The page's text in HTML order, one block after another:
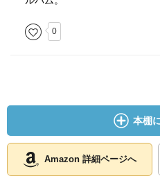
0
本棚
Amazon 詳細ページへ